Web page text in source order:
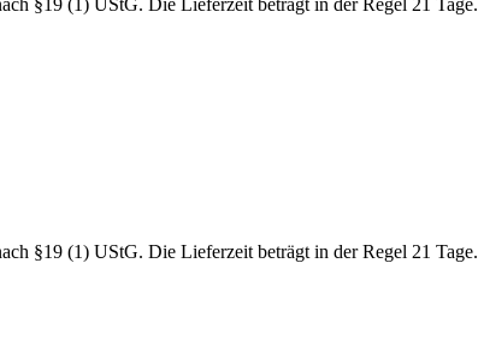
§19 (1) UStG. Die Lieferzeit beträgt in der Regel 21 Tage.
§19 (1) UStG. Die Lieferzeit beträgt in der Regel 21 Tage.